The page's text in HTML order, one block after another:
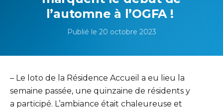
l’automne à l’OGFA !
Publié le 20 octobre 2023
– Le loto de la Résidence Accueil a eu lieu la
semaine passée, une quinzaine de résidents y
a participé. L’ambiance était chaleureuse et